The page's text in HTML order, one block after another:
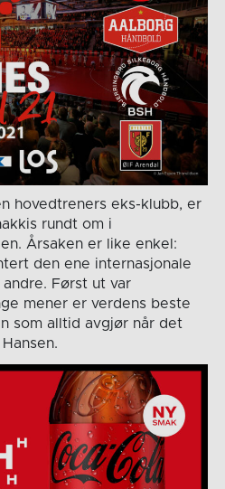
hovedtreners eks-klubb, er
rundt om i
Årsaken er like enkel:
den ene internasjonale
Først ut var
mener er verdens beste
som alltid avgjør når det